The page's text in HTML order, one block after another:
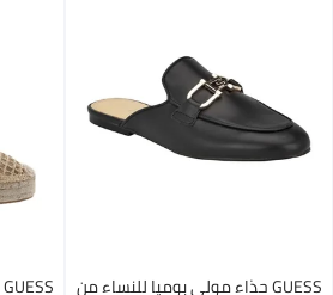
GUESS حذاء مولي بوميا للنساء من